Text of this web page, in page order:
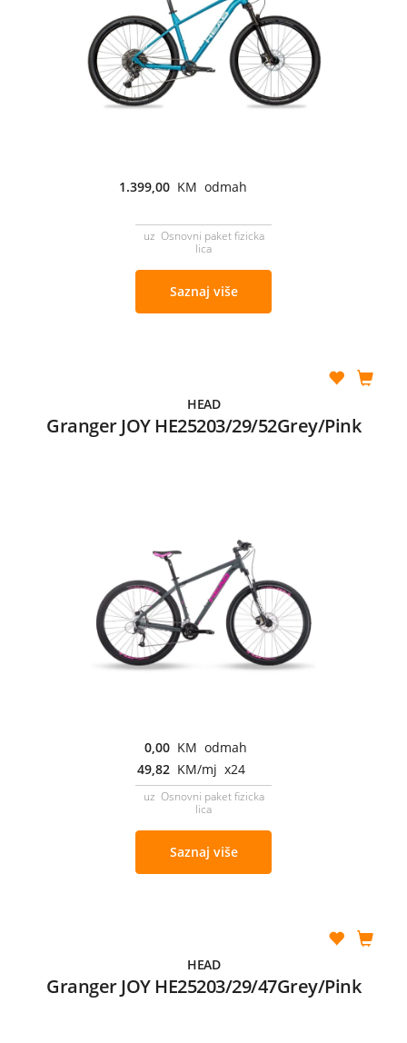
1.399,00 KM odmah
uz Osnovni paket fizicka
lica
Saznaj više
HEAD
Granger JOY HE25203/29/52Grey/Pink
0,00 KM odmah
49,82 KM/mj x24
uz Osnovni paket fizicka
lica
Saznaj više
HEAD
Granger JOY HE25203/29/47Grey/Pink